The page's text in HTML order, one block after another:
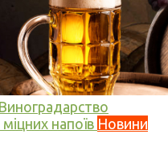
Виноградарство
напоїв Новини